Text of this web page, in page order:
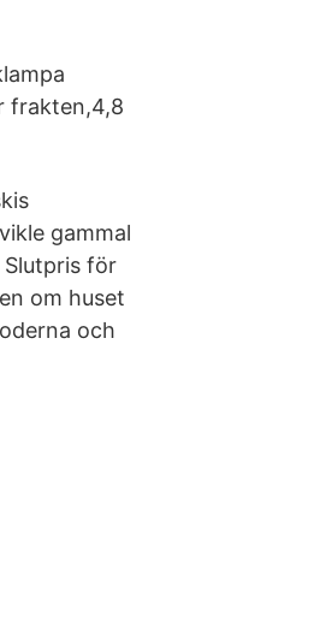
frakten,4,8
gammal
Slutpris för
om huset
och